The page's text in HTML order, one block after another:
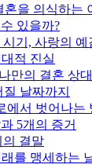
을 의식하는
있을까?
기, 사랑의 예
적 진실
만의 결혼 상대
날짜까지
에서 벗어나는
5개의 증거
의 결말
를 맹세하는